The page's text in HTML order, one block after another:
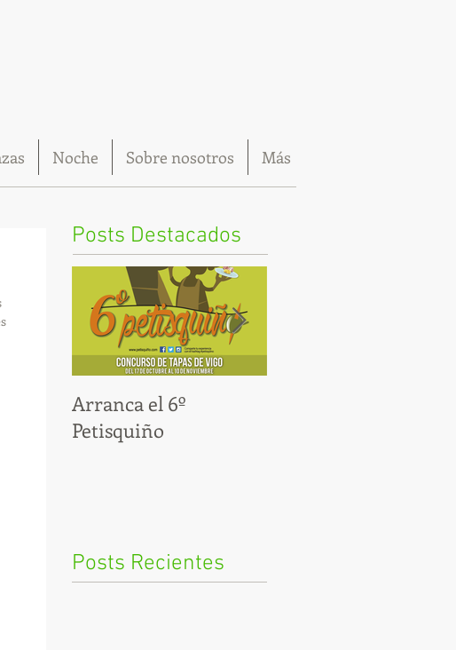
Noche Sobre nosotros Más
Posts Destacados
Arranca el 6º
Petisquiño
Posts Recientes